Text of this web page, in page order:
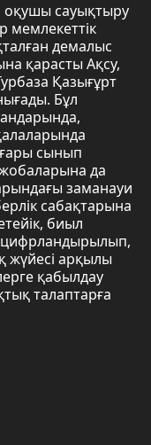
сауықтыру
мемлекеттік
демалыс
қарасты Ақсу,
Қазығұрт
Бұл
сынып
да
заманауи
сабақтарына
биыл
цифрландырылып,
жүйесі арқылы
қабылдау
талаптарға